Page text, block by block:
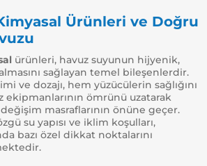
Ürünleri ve Doğru
ürünleri, havuz suyunun hijyenik,
sağlayan temel bileşenlerdir.
ve dozajı, hem yüzücülerin sağlığını
ekipmanlarının ömrünü uzatarak
masraflarının önüne geçer.
su yapısı ve iklim koşulları,
bazı özel dikkat noktalarını